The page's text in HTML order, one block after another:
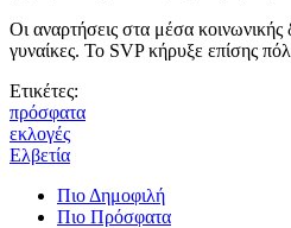
Οι αναρτήσεις στα μέσα κοινωνικής
γυναίκες. Το SVP κήρυξε επίσης
Ετικέτες:
πρόσφατα
εκλογές
Ελβετία
Πιο Δημοφιλή
Πιο Πρόσφατα